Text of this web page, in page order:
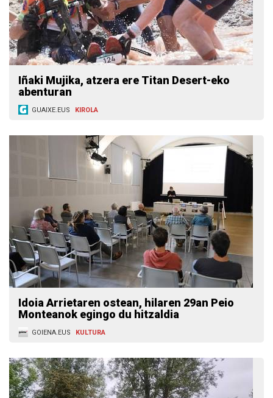
Iñaki Mujika, atzera ere Titan Desert-eko
abenturan
GUAIXE.EUS KIROLA
Idoia Arrietaren ostean, hilaren 29an Peio
Monteanok egingo du hitzaldia
GOIENA.EUS KULTURA